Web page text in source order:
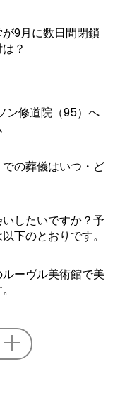
9月に数日間閉鎖
？
ン修道院（95）へ
の葬儀はいつ・ど
したいですか？予
下のとおりです。
ーヴル美術館で美